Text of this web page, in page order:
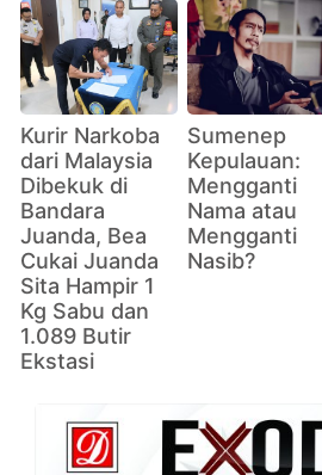
Kurir Narkoba
dari Malaysia
Dibekuk di
Bandara
Juanda, Bea
Cukai Juanda
Sita Hampir 1
Kg Sabu dan
1.089 Butir
Ekstasi
Sumenep
Kepulauan:
Mengganti
Nama atau
Mengganti
Nasib?